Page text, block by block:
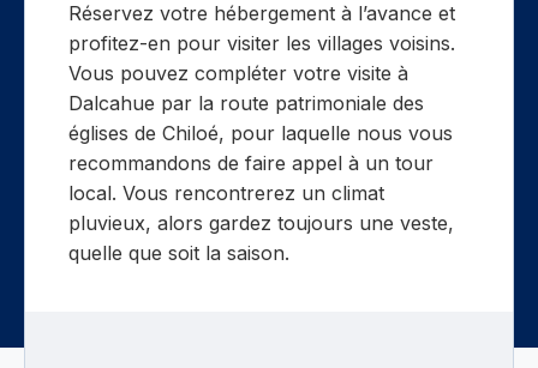
Réservez votre hébergement à l’avance et
profitez-en pour visiter les villages voisins.
Vous pouvez compléter votre visite à
Dalcahue par la route patrimoniale des
églises de Chiloé, pour laquelle nous vous
recommandons de faire appel à un tour
local. Vous rencontrerez un climat
pluvieux, alors gardez toujours une veste,
quelle que soit la saison.